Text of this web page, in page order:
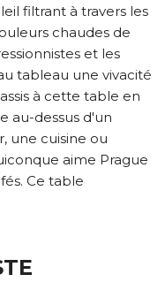
filtrant à travers les
chaudes de
et les
tableau une vivacité
à cette table en
au-dessus d'un
une cuisine ou
aime Prague
Ce table